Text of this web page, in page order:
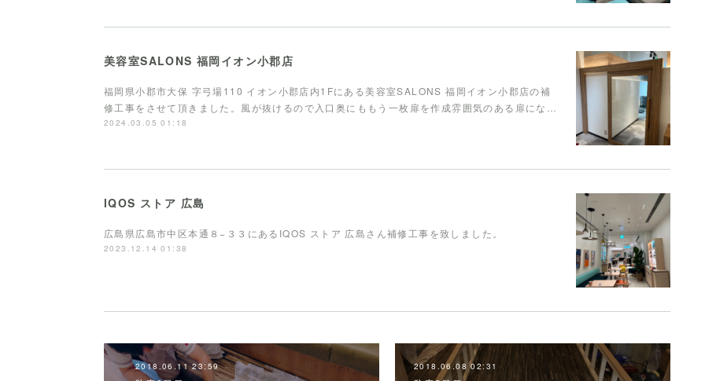
美容室SALONS 福岡イオン小郡店
福岡県小郡市大保 字弓場110 イオン小郡店内1Fにある美容室SALONS 福岡イオン小郡店の補
修工事をさせて頂きました。風が抜けるので入口奥にももう一枚扉を作成雰囲気のある扉にな…
2024.03.05 01:18
IQOS ストア 広島
広島県広島市中区本通８−３３にあるIQOS ストア 広島さん補修工事を致しました。
2023.12.14 01:38
2018.06.11 23:59 2018.06.08 02:31